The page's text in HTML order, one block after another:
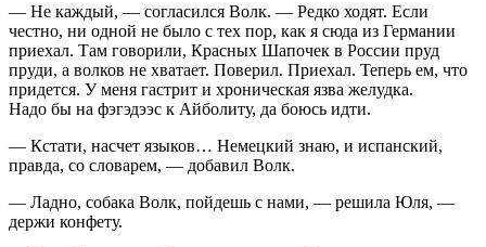
— Не каждый, — согласился Волк. — Редко ходят. Если
честно, ни одной не было с тех пор, как я сюда из Германии
приехал. Там говорили, Красных Шапочек в России пруд
пруди, а волков не хватает. Поверил. Приехал. Теперь ем, что
придется. У меня гастрит и хроническая язва желудка.
Надо бы на фэгэдээс к Айболиту, да боюсь идти.
— Кстати, насчет языков… Немецкий знаю, и испанский,
правда, со словарем, — добавил Волк.
— Ладно, собака Волк, пойдешь с нами, — решила Юля, —
держи конфету.